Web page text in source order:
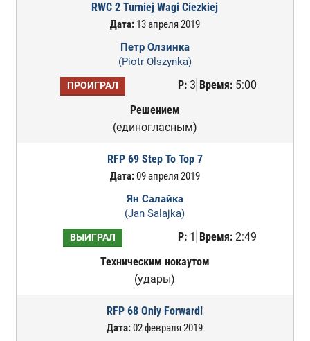
RWC 2 Turniej Wagi Ciezkiej
Дата:13 апреля 2019
Петр Олзинка
(Piotr Olszynka)
ПРОИГРАЛ Р:3 Время:5:00
Решением
(единогласным)
RFP 69 Step To Top 7
Дата:09 апреля 2019
Ян Салайка
(Jan Salajka)
ВЫИГРАЛ Р:1 Время:2:49
Техническим нокаутом
(удары)
RFP 68 Only Forward!
Дата:02 февраля 2019